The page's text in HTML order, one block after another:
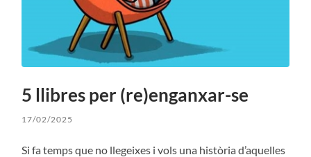
5 llibres per (re)enganxar-se
17/02/2025
Si fa temps que no llegeixes i vols una història d’aquelles